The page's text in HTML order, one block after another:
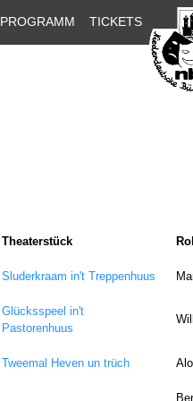
PROGRAMM TICKETS
Theaterstück
Sluderkraam in't Treppenhuus
Glücksspeel in't
Pastorenhuus
Tweemal Heven un trüch